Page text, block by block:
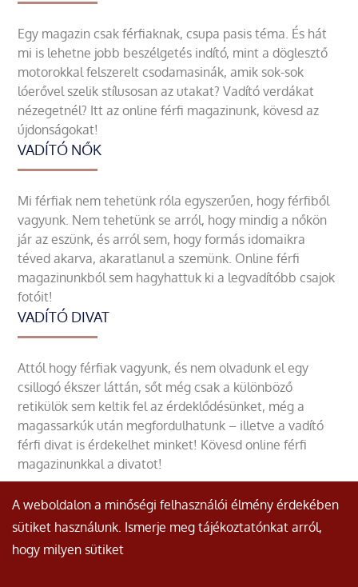
Egy magazin csak férfiaknak, csupa pasis téma. És hát
mi is lehetne jobb beszélgetés indító, mint a döglesztő
motorokkal felszerelt csodamasinák, amik sok-sok
lóerővel szelik stílusosan az utakat? Vadító verdákat
nézegetnél? Itt az online férfi magazinunk, kövesd az
újdonságokat!
VADÍTÓ NŐK
Mi férfiak nem tehetünk róla egyszerűen, hogy férfiből
vagyunk. Nem tehetünk se arról, hogy mindig a nőkön
jár az eszünk, és arról sem, hogy formás idomaikra
téved akarva, akaratlanul a szemünk. Online férfi
magazinunkból sem hagyhattuk ki a legvadítóbb csajok
fotóit!
VADÍTÓ DIVAT
Attól hogy férfiak vagyunk, és nem olvadunk el egy
csillogó ékszer láttán, sőt még csak a különböző
retikülök sem keltik fel az érdeklődésünket, még a
magassarkúk után megfordulhatunk – illetve a vadító
férfi divat is érdekelhet minket! Kövesd online férfi
magazinunkkal a divatot!
© Minden jog fenntartva.
A weboldalon a minőségi felhasználói élmény érdekében
sütiket használunk. Ismerje meg tájékoztatónkat arról,
hogy milyen sütiket